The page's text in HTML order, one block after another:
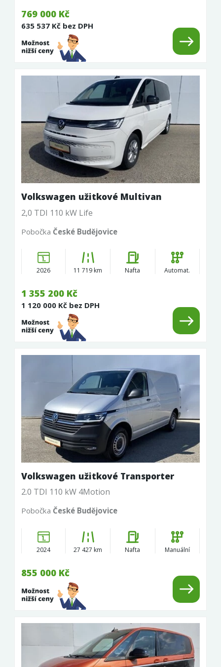
769 000 Kč
635 537 Kč bez DPH
1 355 200 Kč
1 120 000 Kč bez DPH
Volkswagen užitkové Multivan
2,0 TDI 110 kW Life
Pobočka České Budějovice
2026 11 719 km Nafta Automat.
855 000 Kč
Volkswagen užitkové Transporter
2.0 TDI 110 kW 4Motion
Pobočka České Budějovice
2024 27 427 km Nafta Manuální